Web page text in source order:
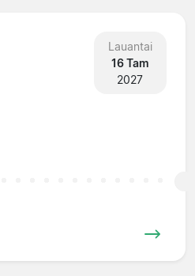
Lauantai
16 Tam
2027